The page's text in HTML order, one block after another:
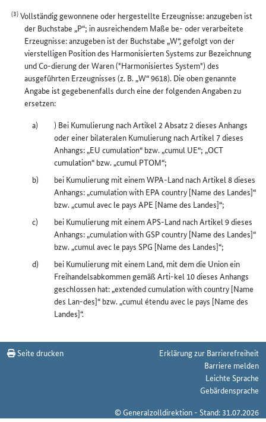
(3)Vollständig gewonnene oder hergestellte Erzeugnisse: anzugeben ist
der Buchstabe „P“; in ausreichendem Maße be- oder verarbeitete
Erzeugnisse: anzugeben ist der Buchstabe „W“, gefolgt von der
vierstelligen Position des Harmonisierten Systems zur Bezeichnung
und Co-dierung der Waren ("Harmonisiertes System") des
ausgeführten Erzeugnisses (z. B. „W“ 9618). Die oben genannte
Angabe ist gegebenenfalls durch eine der folgenden Angaben zu
ersetzen:
) Bei Kumulierung nach Artikel 2 Absatz 2 dieses Anhangs
oder einer bilateralen Kumulierung nach Artikel 7 dieses
Anhangs: „EU cumulation“ bzw. „cumul UE“; „OCT
cumulation“ bzw. „cumul PTOM“;
bei Kumulierung mit einem WPA-Land nach Artikel 8 dieses
Anhangs: „cumulation with EPA country [Name des Landes]“
bzw. „cumul avec le pays APE [Name des Landes]“;
bei Kumulierung mit einem APS-Land nach Artikel 9 dieses
Anhangs: „cumulation with GSP country [Name des Landes]“
bzw. „cumul avec le pays SPG [Name des Landes]“;
bei Kumulierung mit einem Land, mit dem die Union ein
Freihandelsabkommen gemäß Arti-kel 10 dieses Anhangs
geschlossen hat: „extended cumulation with country [Name
des Lan-des]“ bzw. „cumul étendu avec le pays [Name des
Landes]“.
Seite drucken
Erklärung zur Barrierefreiheit
Barriere melden
Leichte Sprache
Gebärdensprache
© Generalzolldirektion - Stand: 31.07.2026